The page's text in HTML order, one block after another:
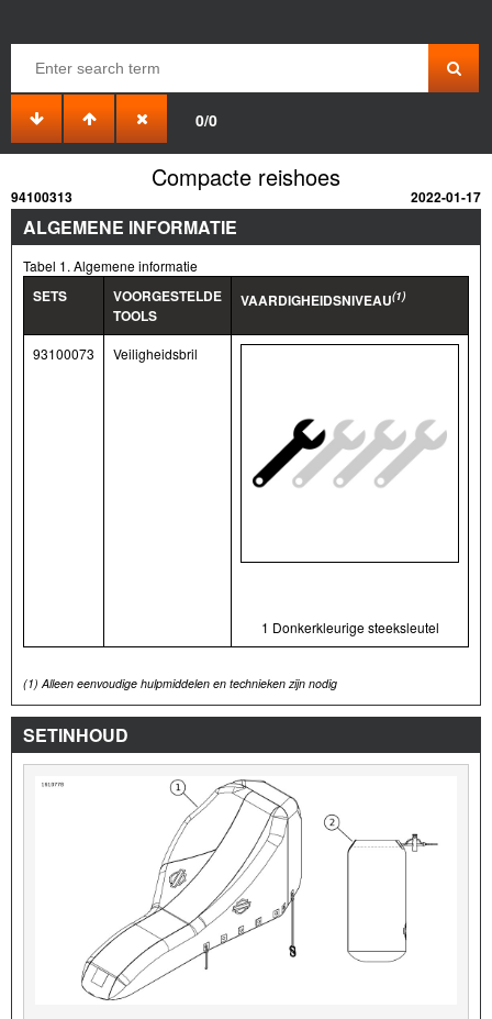
0/0
Compacte reishoes
94100313 2022-01-17
ALGEMENE INFORMATIE
Tabel 1. Algemene informatie
SETS
VOORGESTELDE
TOOLS
VAARDIGHEIDSNIVEAU(1)
93100073 Veiligheidsbril
1 Donkerkleurige steeksleutel
(1) Alleen eenvoudige hulpmiddelen en technieken zijn nodig
SETINHOUD